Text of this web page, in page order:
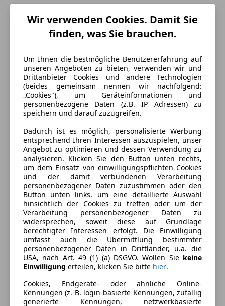
Leergewicht
1 208 kg
Energieverbrauch
Kraftstoff
Benzin
Kraftstoffverbrauch
5,60l/100 km (komb.)
Wir verwenden Cookies. Damit Sie
finden, was Sie brauchen.
Um Ihnen die bestmögliche Benutzererfahrung auf
unseren Angeboten zu bieten, verwenden wir und
Drittanbieter Cookies und andere Technologien
(beides gemeinsam nennen wir nachfolgend:
„Cookies"), um Geräteinformationen und
personenbezogene Daten (z.B. IP Adressen) zu
speichern und darauf zuzugreifen.
Dadurch ist es möglich, personalisierte Werbung
entsprechend Ihren Interessen auszuspielen, unser
Angebot zu optimieren und dessen Verwendung zu
analysieren. Klicken Sie den Button unten rechts,
um dem Einsatz von einwilligungspflichten Cookies
und der damit verbundenen Verarbeitung
personenbezogener Daten zuzustimmen oder den
Button unten links, um eine detaillierte Auswahl
hinsichtlich der Cookies zu treffen oder um der
Verarbeitung personenbezogener Daten zu
widersprechen, soweit diese auf Grundlage
berechtigter Interessen erfolgt. Die Einwilligung
umfasst auch die Übermittlung bestimmter
personenbezogener Daten in Drittländer, u.a. die
USA, nach Art. 49 (1) (a) DSGVO. Wollen Sie keine
Einwilligung erteilen, klicken Sie bitte hier.
Cookies, Endgeräte- oder ähnliche Online-
Kennungen (z. B. login-basierte Kennungen, zufällig
generierte Kennungen, netzwerkbasierte